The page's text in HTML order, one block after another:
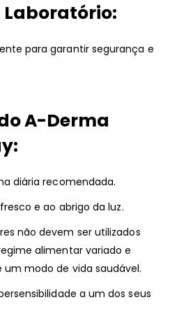
Laboratório:
para garantir segurança e
A-Derma
:
diária recomendada.
e ao abrigo da luz.
não devem ser utilizados
alimentar variado e
modo de vida saudável.
a um dos seus